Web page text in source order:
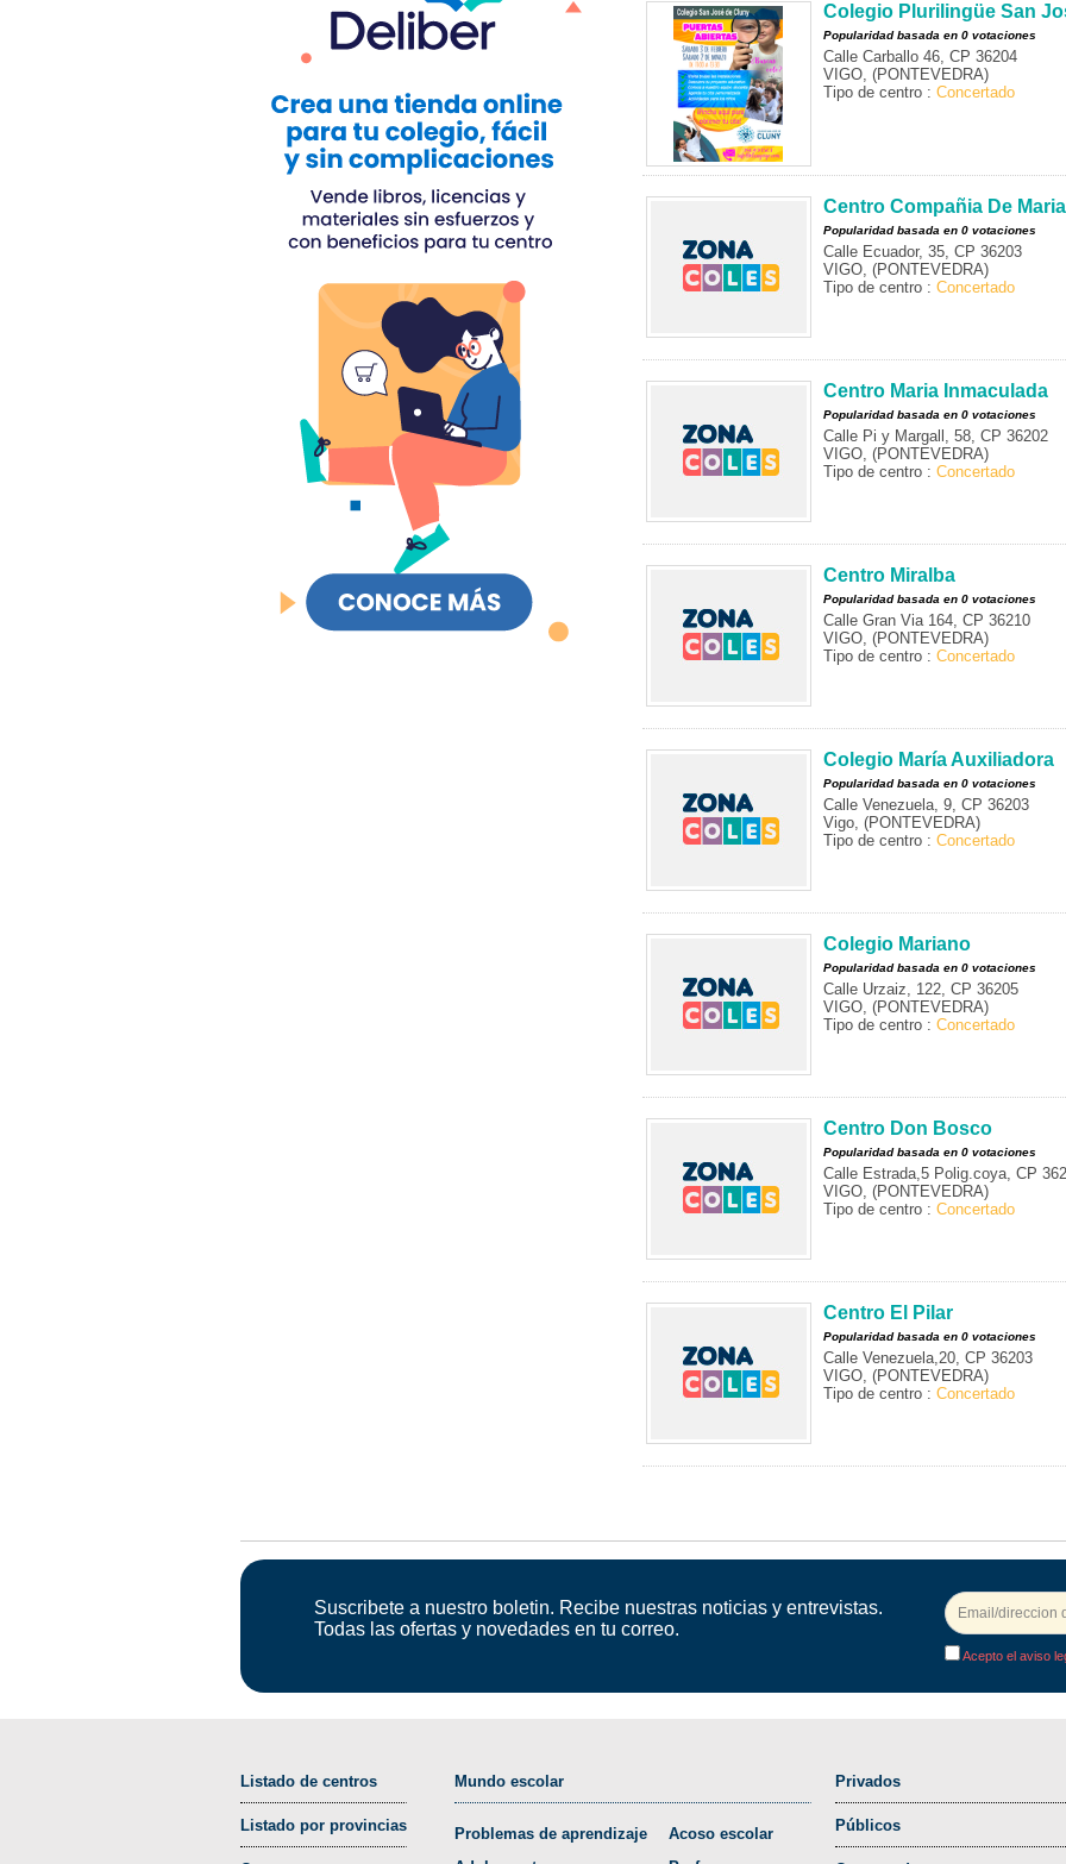
Colegio Plurilingüe San
Popularidad basada en 0 votaciones
Calle Carballo 46, CP 36204
VIGO, (PONTEVEDRA)
Tipo de centro : Concertado
Centro Compañia De Maria
Popularidad basada en 0 votaciones
Calle Ecuador, 35, CP 36203
VIGO, (PONTEVEDRA)
Tipo de centro : Concertado
Centro Maria Inmaculada
Popularidad basada en 0 votaciones
Calle Pi y Margall, 58, CP 36202
VIGO, (PONTEVEDRA)
Tipo de centro : Concertado
Centro Miralba
Popularidad basada en 0 votaciones
Calle Gran Via 164, CP 36210
VIGO, (PONTEVEDRA)
Tipo de centro : Concertado
Colegio María Auxiliadora
Popularidad basada en 0 votaciones
Calle Venezuela, 9, CP 36203
Vigo, (PONTEVEDRA)
Tipo de centro : Concertado
Colegio Mariano
Popularidad basada en 0 votaciones
Calle Urzaiz, 122, CP 36205
VIGO, (PONTEVEDRA)
Tipo de centro : Concertado
Centro Don Bosco
Popularidad basada en 0 votaciones
Calle Estrada,5 Polig.coya, CP
VIGO, (PONTEVEDRA)
Tipo de centro : Concertado
Centro El Pilar
Popularidad basada en 0 votaciones
Calle Venezuela,20, CP 36203
VIGO, (PONTEVEDRA)
Tipo de centro : Concertado
Suscribete a nuestro boletin. Recibe nuestras noticias y entrevistas.
Todas las ofertas y novedades en tu correo.
Acepto el aviso
Listado de centros
Listado por provincias
Mundo escolar
Problemas de aprendizaje
Acoso escolar
Privados
Públicos